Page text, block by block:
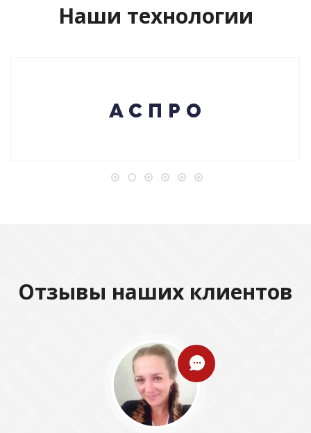
Наши технологии
Отзывы наших клиентов